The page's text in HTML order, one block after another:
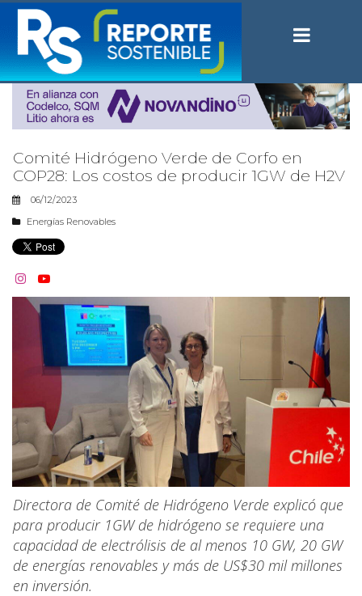
Comité Hidrógeno Verde de Corfo en
COP28: Los costos de producir 1GW de H2V
06/12/2023
Energías Renovables
 
Directora de Comité de Hidrógeno Verde explicó que
para producir 1GW de hidrógeno se requiere una
capacidad de electrólisis de al menos 10 GW, 20 GW
de energías renovables y más de US$30 mil millones
en inversión.